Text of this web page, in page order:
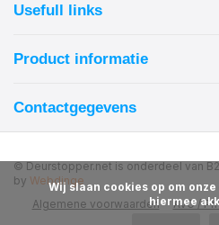
Usefull links
Product informatie
Contactgegevens
Algemene voorwaarden AVG /
© Deurstopper.net is onderdeel van
by Webdinge
            Wij slaan cookies op om onze website te verbeteren. gaat u
hiermee